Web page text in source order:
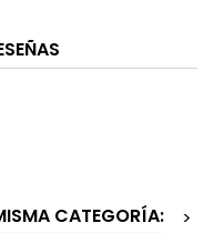
CATEGORÍA:
>